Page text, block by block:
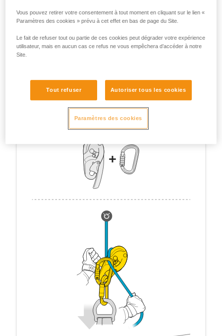
Vous pouvez retirer votre consentement à tout moment en cliquant sur le lien «
Paramètres des cookies » prévu à cet effet en bas de page du Site.
Le fait de refuser tout ou partie de ces cookies peut dégrader votre expérience
utilisateur, mais en aucun cas ce refus ne vous empêchera d’accéder à notre
Site.
Tout refuser Autoriser tous les cookies
Paramètres des cookies